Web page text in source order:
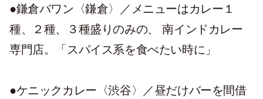
●鎌倉バワン〈鎌倉〉／メニューはカレー１
種、２種、３種盛りのみの、 南インドカレー
専門店。「スパイス系を食べたい時に」
●ケニックカレー〈渋谷〉／昼だけバーを間借